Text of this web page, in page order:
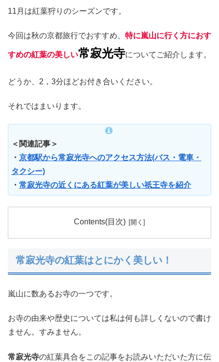
11月は紅葉狩りのシーズンです。
今回は秋の京都旅行でおすすめ、 特に嵐山に行く方におす
すめの紅葉の美しい常寂光寺についてご紹介します。
どうか、2，3分ほどお付き合いください。
それではまいります。
＜関連記事＞
・ 京都駅から常寂光寺へのアクセス方法(バス・電車・
タクシー)
・ 常寂光寺の近くにある紅葉が美しい祇王寺を紹介
Contents(目次)
常寂光寺の紅葉はとにかく美しい！
嵐山に数あるお寺の一つです。
お寺の由来や歴史については私は何も詳しくないので書け
ません。すみません。
常寂光寺の紅葉具合をこの記事をお読みいただいた方に伝